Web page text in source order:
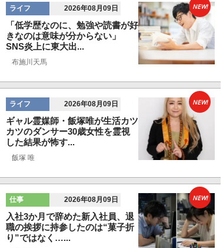
ライフ 2026年08月09日
「低学歴なのに、勉強や読書が好
きなのは意味が分からない」
SNS炎上に東大出...
布施川天馬
NEW!
ライフ 2026年08月09日
ギャル霊媒師・飯塚唯が生活カツ
カツのダンサー30歳女性を霊視
した結果が怖す...
飯塚 唯
NEW!
仕事 2026年08月09日
入社3か月で辞めた新入社員、退
職の挨拶に持参したのは“菓子折
り”ではなく…...
NEW!